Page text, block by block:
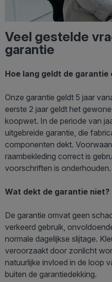
Veel gestelde
garantie
Hoe lang geldt de
Onze garantie geldt 5 jaar
eerste 2 jaar geldt het
koopwet. In de periode van
uitgebreide garantie, die
componenten dekt.
raambekleding correct is
voorschriften is onderhouden.
Wat dekt de garantie niet?
De garantie omvat geen
verkeerd gebruik,
normale dagelijkse slijtage.
veroorzaakt door zonlicht
natuurlijke invloed in de loop
buiten de garantiedekking.